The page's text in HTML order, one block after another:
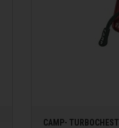
CAMP- TURBOCHEST